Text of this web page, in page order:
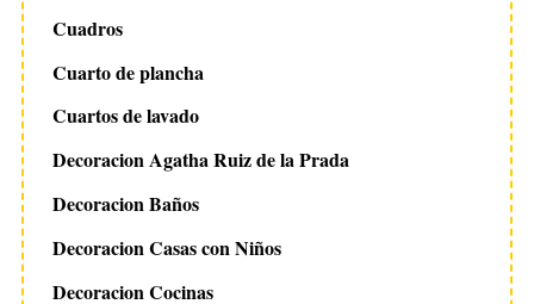
Cuadros
Cuarto de plancha
Cuartos de lavado
Decoracion Agatha Ruiz de la Prada
Decoracion Baños
Decoracion Casas con Niños
Decoracion Cocinas